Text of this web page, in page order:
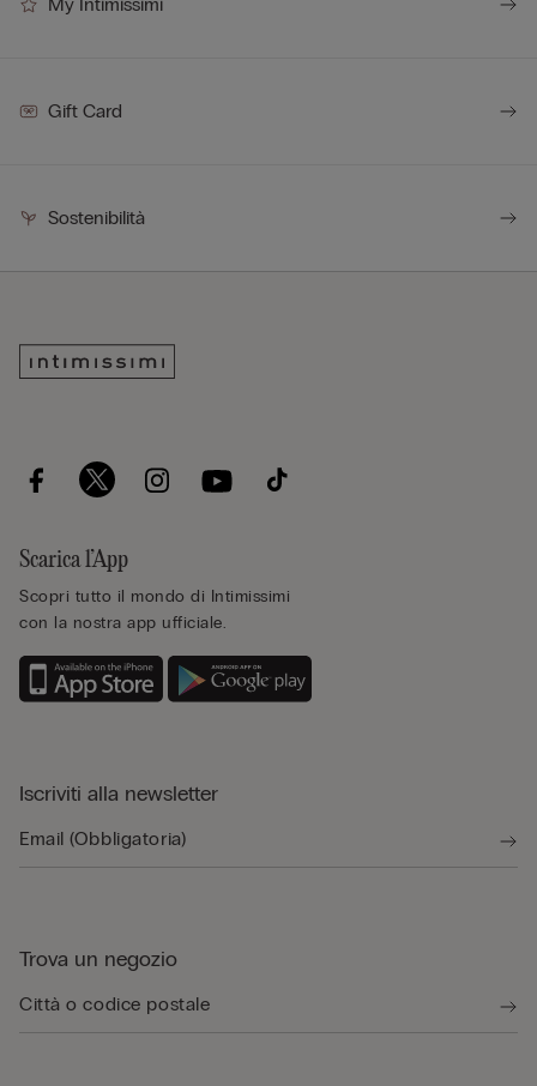
Gift Card
Sostenibilità
Scarica l’App
Scopri tutto il mondo di Intimissimi
con la nostra app ufficiale.
Iscriviti alla newsletter
Trova un negozio